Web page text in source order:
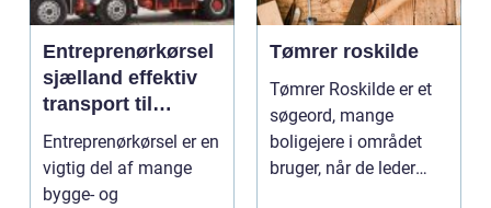
Entreprenørkørsel
sjælland effektiv
transport til
bygge- og
anlægsopgaver
Entreprenørkørsel er en
vigtig del af mange
bygge- og
Tømrer roskilde
Tømrer Roskilde er et
søgeord, mange
boligejere i området
bruger, når de leder